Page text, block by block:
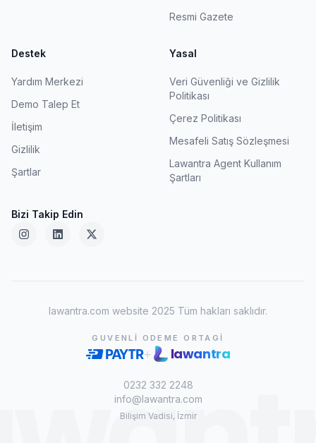
Resmi Gazete
Destek
Yardım Merkezi
Demo Talep Et
İletişim
Gizlilik
Şartlar
Yasal
Veri Güvenliği ve Gizlilik
Politikası
Çerez Politikası
Mesafeli Satış Sözleşmesi
Lawantra Agent Kullanım
Şartları
Bizi Takip Edin
lawantra.com website 2025 Tüm hakları saklıdır.
GUVENLI ODEME ORTAGI
+ lawantra
0232 332 2248
info@lawantra.com
Bilişim Vadisi, İzmir